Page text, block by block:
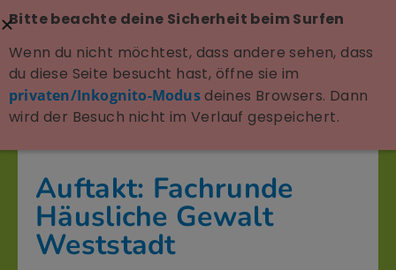
Auftakt: Fachrunde
Häusliche Gewalt
Weststadt
Bitte beachte deine Sicherheit beim Surfen
Wenn du nicht möchtest, dass andere sehen, dass
du diese Seite besucht hast, öffne sie im
privaten/Inkognito-Modusdeines Browsers. Dann
wird der Besuch nicht im Verlauf gespeichert.